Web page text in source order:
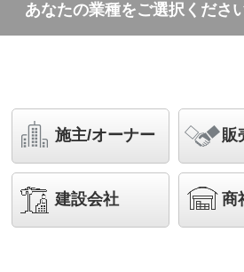
NNN15510 LE1
あなたの業種をご選択ください
施主/オーナー 販
建設会社 商